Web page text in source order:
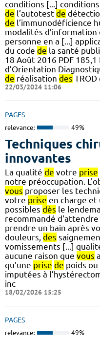
conditions [...]
de l’autotest de
de l’immunodéficience
modalités d’information
personne en a [...]
du code de la santé
18 Août 2016 PDF 185,1
d’Orientation
de réalisation des TROD
22/03/2024 11:06
PAGES
relevance: 49%
Techniques
innovantes
La qualité de votre prise
notre préoccupation.
vous proposer les
votre prise en charge et
possibles dès le
recommandé
prendre un bain après
douleurs, des
vomissements [...]
aucune raison que vous
qu’une prise de poids
imputées à
inc
18/02/2026 15:25
PAGES
relevance: 49%